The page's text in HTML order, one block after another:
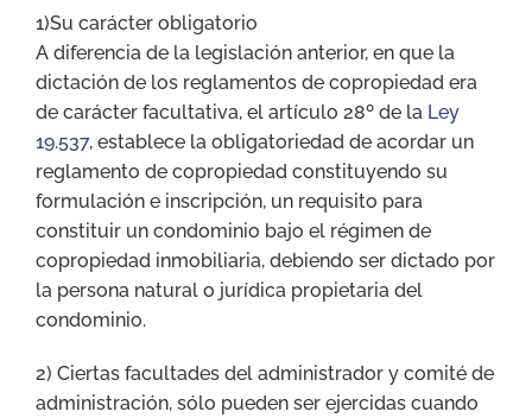
1)Su carácter obligatorio
A diferencia de la legislación anterior, en que la
dictación de los reglamentos de copropiedad era
de carácter facultativa, el artículo 28º de la Ley
19.537, establece la obligatoriedad de acordar un
reglamento de copropiedad constituyendo su
formulación e inscripción, un requisito para
constituir un condominio bajo el régimen de
copropiedad inmobiliaria, debiendo ser dictado por
la persona natural o jurídica propietaria del
condominio.
2) Ciertas facultades del administrador y comité de
administración, sólo pueden ser ejercidas cuando